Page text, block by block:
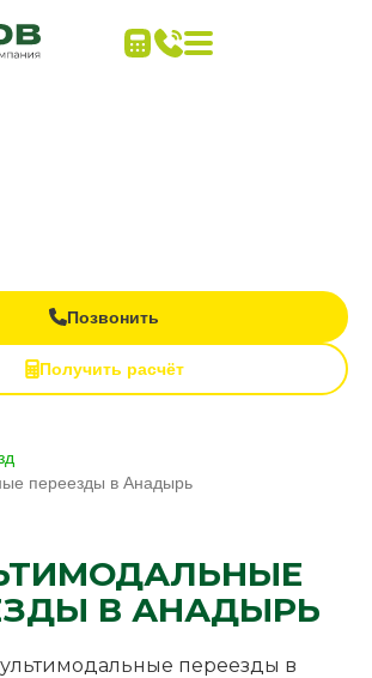
Позвонить
Получить расчёт
переезды в Анадырь
В АНАДЫРЬ
переезды в